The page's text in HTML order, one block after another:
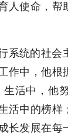
人使命，帮
系统的社会
作中，他根
活中，他
活中的榜样
发展在每